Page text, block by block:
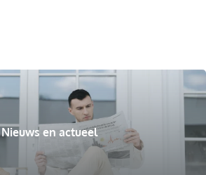
Nieuws en actueel